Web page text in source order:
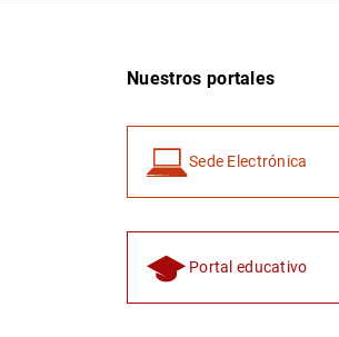
Nuestros portales
Sede Electrónica
Portal educativo